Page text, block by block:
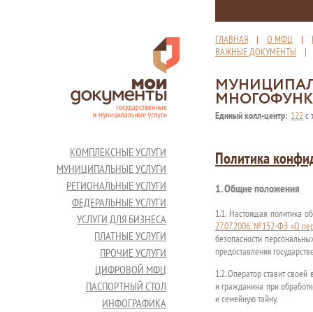
ГЛАВНАЯ | О МФЦ |
ВАЖНЫЕ ДОКУМЕНТЫ
Единый колл-центр: 122с
КОМПЛЕКСНЫЕ УСЛУГИ
МУНИЦИПАЛЬНЫЕ УСЛУГИ
РЕГИОНАЛЬНЫЕ УСЛУГИ
ФЕДЕРАЛЬНЫЕ УСЛУГИ
УСЛУГИ ДЛЯ БИЗНЕСА
ПЛАТНЫЕ УСЛУГИ
ПРОЧИЕ УСЛУГИ
ЦИФРОВОЙ МФЦ
ПАСПОРТНЫЙ СТОЛ
ИНФОГРАФИКА
Политика
1. Общие положения
1.1. Настоящая политика
27.07.2006. №152-ФЗ «О
безопасности
предоставления
1.2. Оператор ставит
и гражданина при
и семейную тайну.